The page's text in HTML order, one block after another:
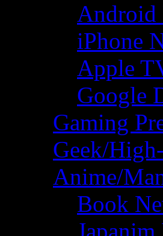
Android
iPhone
Apple
Google
Gaming
Geek/
Anime/
Book